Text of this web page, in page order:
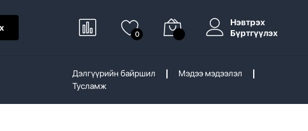
0
Нэвтрэх
Бүртгүүлэх
Дэлгүүрийн байршил
Мэдээ мэдээлэл
Тусламж